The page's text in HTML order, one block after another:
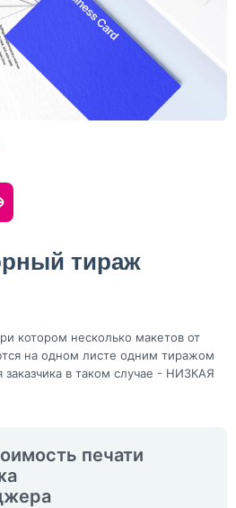
тираж
котором несколько макетов от
на одном листе одним тиражом
в таком случае - НИЗКАЯ
печати